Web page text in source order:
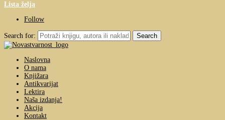
Lista želja
Follow
Search for:
Naslovna
O nama
Knjižara
Antikvarijat
Lektira
Naša izdanja!
Akcija
Kontakt